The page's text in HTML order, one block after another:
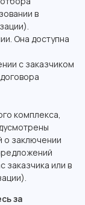
в
Она доступна
с заказчиком
комплекса,
заключении
заказчика или в
за